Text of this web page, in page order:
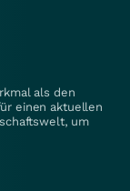
als den
einen aktuellen
um